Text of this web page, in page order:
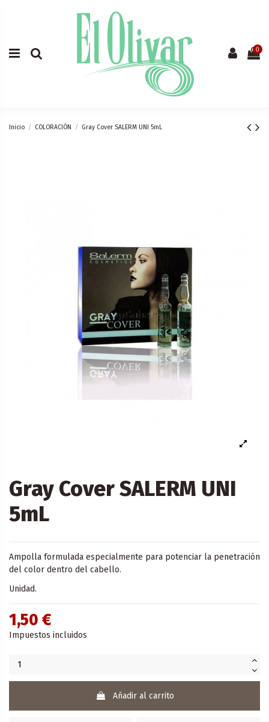
0
Inicio COLORACIÓN Gray Cover SALERM UNI 5mL
Gray Cover SALERM UNI
5mL
Ampolla formulada especialmente para potenciar la penetración
del color dentro del cabello.
Unidad.
1,50 €
Impuestos incluidos
Añadir al carrito